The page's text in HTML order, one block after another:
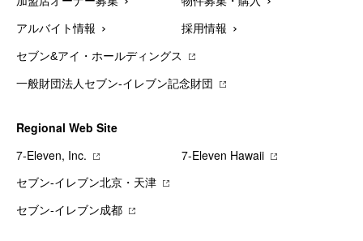
アルバイト情報 採用情報
セブン&アイ・ホールディングス
一般財団法人セブン-イレブン記念財団
Regional Web Site
7‐Eleven, Inc.
7‐Eleven Hawaii
セブン‐イレブン北京・天津
セブン‐イレブン成都